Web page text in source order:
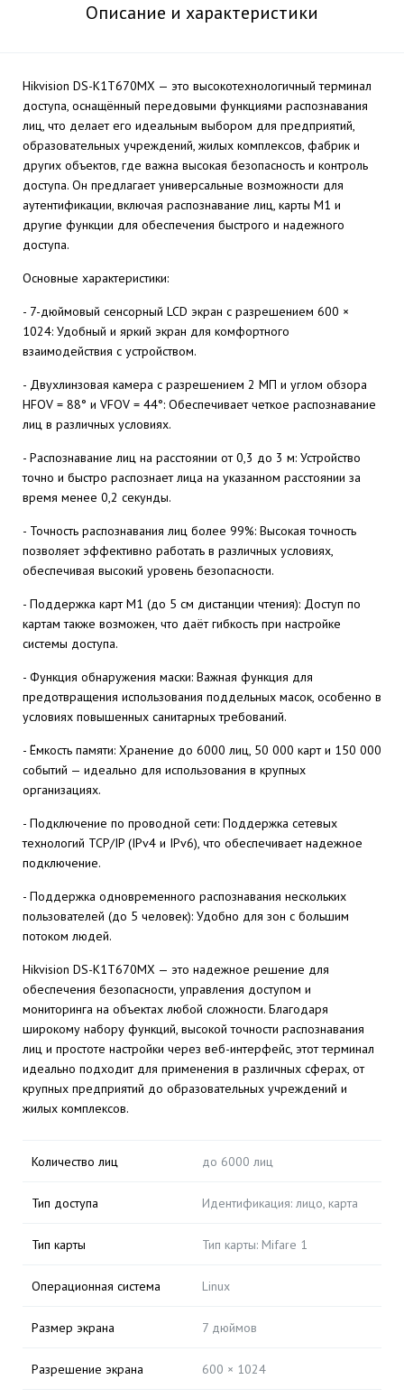
Описание и характеристики
Hikvision DS-K1T670MX — это высокотехнологичный терминал
доступа, оснащённый передовыми функциями распознавания
лиц, что делает его идеальным выбором для предприятий,
образовательных учреждений, жилых комплексов, фабрик и
других объектов, где важна высокая безопасность и контроль
доступа. Он предлагает универсальные возможности для
аутентификации, включая распознавание лиц, карты M1 и
другие функции для обеспечения быстрого и надежного
доступа.
Основные характеристики:
- 7-дюймовый сенсорный LCD экран с разрешением 600 ×
1024: Удобный и яркий экран для комфортного
взаимодействия с устройством.
- Двухлинзовая камера с разрешением 2 МП и углом обзора
HFOV = 88° и VFOV = 44°: Обеспечивает четкое распознавание
лиц в различных условиях.
- Распознавание лиц на расстоянии от 0,3 до 3 м: Устройство
точно и быстро распознает лица на указанном расстоянии за
время менее 0,2 секунды.
- Точность распознавания лиц более 99%: Высокая точность
позволяет эффективно работать в различных условиях,
обеспечивая высокий уровень безопасности.
- Поддержка карт M1 (до 5 см дистанции чтения): Доступ по
картам также возможен, что даёт гибкость при настройке
системы доступа.
- Функция обнаружения маски: Важная функция для
предотвращения использования поддельных масок, особенно в
условиях повышенных санитарных требований.
- Ёмкость памяти: Хранение до 6000 лиц, 50 000 карт и 150 000
событий — идеально для использования в крупных
организациях.
- Подключение по проводной сети: Поддержка сетевых
технологий TCP/IP (IPv4 и IPv6), что обеспечивает надежное
подключение.
- Поддержка одновременного распознавания нескольких
пользователей (до 5 человек): Удобно для зон с большим
потоком людей.
Hikvision DS-K1T670MX — это надежное решение для
обеспечения безопасности, управления доступом и
мониторинга на объектах любой сложности. Благодаря
широкому набору функций, высокой точности распознавания
лиц и простоте настройки через веб-интерфейс, этот терминал
идеально подходит для применения в различных сферах, от
крупных предприятий до образовательных учреждений и
жилых комплексов.
Количество лиц до 6000 лиц
Тип доступа Идентификация: лицо, карта
Тип карты Тип карты: Mifare 1
Операционная система Linux
Размер экрана 7 дюймов
Разрешение экрана 600 × 1024